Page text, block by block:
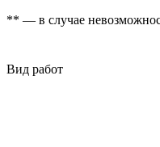
** — в случае
Вид работ